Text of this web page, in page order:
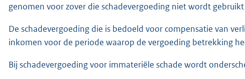
genomen voor zover die schadevergoeding niet wordt
De schadevergoeding die is bedoeld voor compensatie van
inkomen voor de periode waarop de vergoeding betrekking
Bij schadevergoeding voor immateriële schade wordt